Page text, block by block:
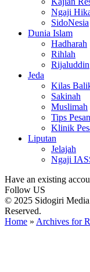
Ngaji
SidoNesia
Dunia Islam
Hadharah
Rihlah
Rijaluddin
Jeda
Kilas
Sakinah
Muslimah
Tips
Klinik
Liputan
Jelajah
Ngaji
Have an existing
Follow US
© 2025 Sidogiri
Reserved.
Home » Archives for